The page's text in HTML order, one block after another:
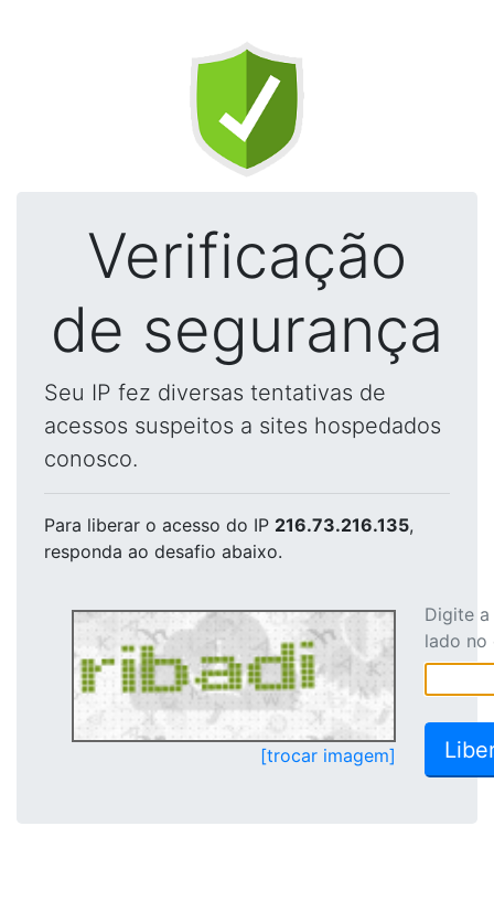
Verificação
de segurança
Seu IP fez diversas tentativas de
acessos suspeitos a sites hospedados
conosco.
Para liberar o acesso do IP 216.73.216.135,
responda ao desafio abaixo.
[trocar imagem]
Digite
lado no